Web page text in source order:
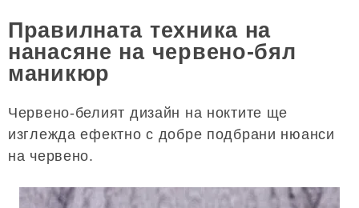
Правилната техника на
нанасяне на червено-бял
маникюр
Червено-белият дизайн на ноктите ще
изглежда ефектно с добре подбрани нюанси
на червено.